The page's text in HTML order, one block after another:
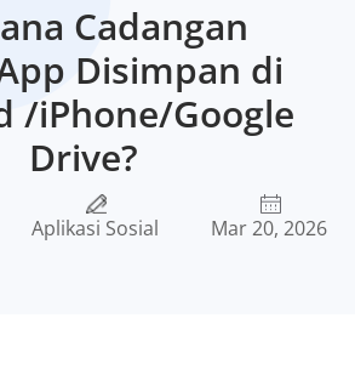
Cadangan
Disimpan di
/iPhone/Google
Drive?
Aplikasi Sosial Mar 20, 2026